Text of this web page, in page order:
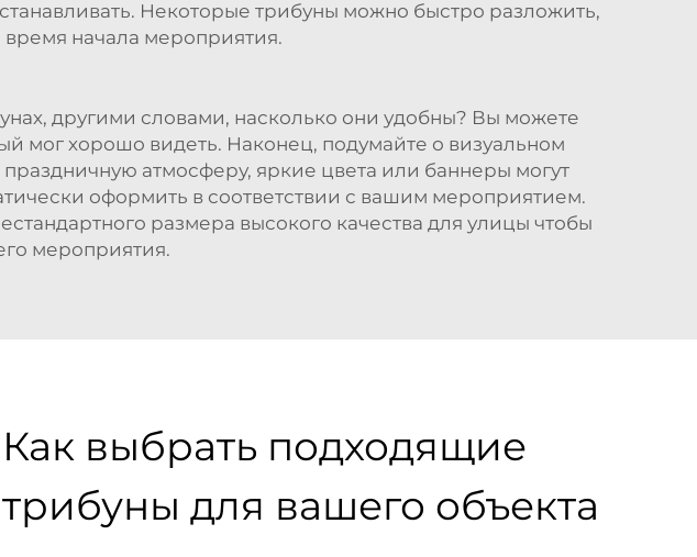
Некоторые трибуны можно быстро разложить,
время начала мероприятия.
другими словами, насколько они удобны? Вы можете
мог хорошо видеть. Наконец, подумайте о визуальном
атмосферу, яркие цвета или баннеры могут
оформить в соответствии с вашим мероприятием.
размера высокого качества для улицы чтобы
мероприятия.
Как выбрать подходящие
трибуны для вашего объекта